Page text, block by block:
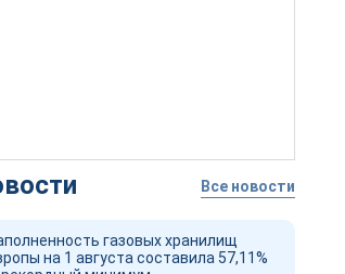
Все новости
газовых хранилищ
на 1 августа составила 57,11%